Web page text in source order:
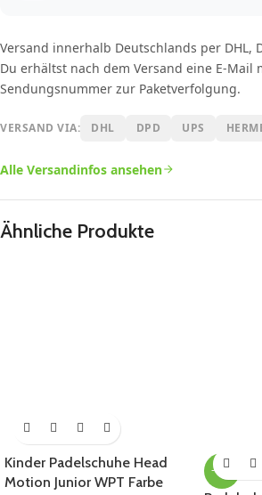
Versand innerhalb Deutschlands per DHL,
Du erhältst nach dem Versand eine E-Mail
Sendungsnummer zur Paketverfolgung.
VERSAND VIA: DHL DPD UPS
Alle Versandinfos ansehen
Ähnliche Produkte
Kinder Padelschuhe Head
Motion Junior WPT Farbe
-44%